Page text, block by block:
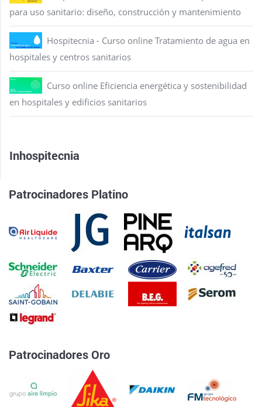
para uso sanitario: diseño, construcción y mantenimiento
Hospitecnia - Curso online Tratamiento de agua en
hospitales y centros sanitarios
Curso online Eficiencia energética y sostenibilidad
en hospitales y edificios sanitarios
Inhospitecnia
Patrocinadores Platino
Patrocinadores Oro